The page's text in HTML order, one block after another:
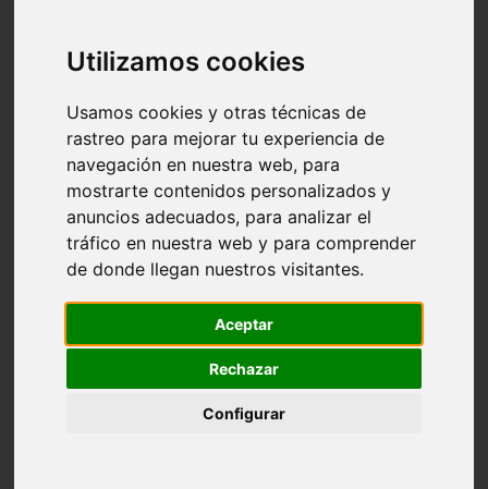
Utilizamos cookies
Usamos cookies y otras técnicas de
rastreo para mejorar tu experiencia de
navegación en nuestra web, para
mostrarte contenidos personalizados y
anuncios adecuados, para analizar el
tráfico en nuestra web y para comprender
de donde llegan nuestros visitantes.
Aceptar
Rechazar
Configurar
Cantabria - suances
Sevilla - bormujos
Málaga - júzcar
Huesca - alquézar
Huesca - castejón-de-sos
Lleida - alt-àneu
Córdoba - almedinilla
Navarra - zangoza
Cantabria - arenas-de-iguña
Barcelona - la-pobla-de-lillet
Murcia - cartagena
Madrid - nuevo-baztán